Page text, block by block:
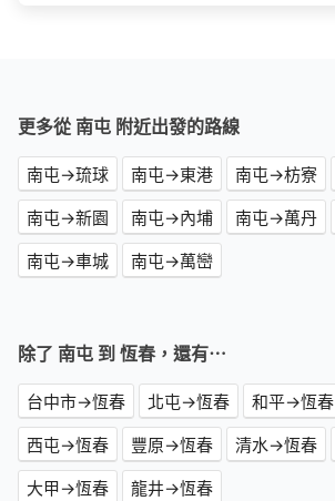
更多從 南屯 附近出發的路線
南屯→琉球 南屯→東港 南屯→枋寮
南屯→新園
南屯→內埔 南屯→萬丹
南屯→車城
南屯→萬巒
除了 南屯 到 恆春，還有⋯
台中市→恆春 北屯→恆春 和平→恆春
西屯→恆春
豐原→恆春 清水→恆春
大甲→恆春
龍井→恆春